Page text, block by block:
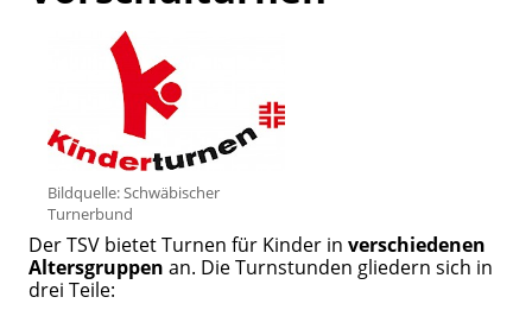
Bildquelle: Schwäbischer
Turnerbund
Der TSV bietet Turnen für Kinder in verschiedenen
Altersgruppen an. Die Turnstunden gliedern sich in
drei Teile: